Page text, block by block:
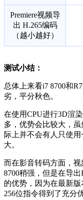
Premiere视频导
出 H.265编码
（越小越好）
测试小结：
总体上来看i7 8700和
劣，平分秋色。
在使用CPU进行3D渲
多，优势会比较大，
际上并不会有人只使
大。
而在影音转码方面，
8700稍强，但是在导
的优势，因为在最新
256位指令得到了充分